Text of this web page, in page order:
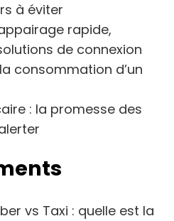
à éviter
rapide,
de connexion
consommation d’un
: la promesse des
vs Taxi : quelle est la